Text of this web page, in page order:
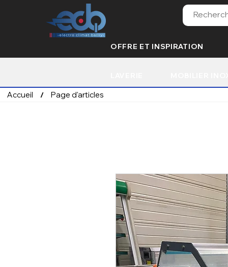
OFFRE ET INSPIRATION
Accueil / Page d'articles